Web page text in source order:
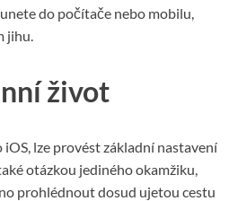
do počítače nebo mobilu,
jihu.
život
lze provést základní nastavení
otázkou jediného okamžiku,
prohlédnout dosud ujetou cestu